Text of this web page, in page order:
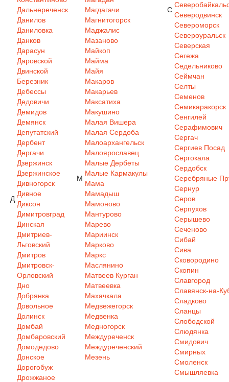
Д
Дальнереченск
Данилов
Даниловка
Данков
Дарасун
Даровской
Двинской
Березник
Дебессы
Дедовичи
Демидов
Демянск
Депутатский
Дербент
Дергачи
Дзержинск
Дзержинское
Дивногорск
Дивное
Диксон
Димитровград
Динская
Дмитриев-
Льговский
Дмитров
Дмитровск-
Орловский
Дно
Добрянка
Довольное
Долинск
Домбай
Домбаровский
Домодедово
Донское
Дорогобуж
Дрожжаное
М
Магдагачи
Магнитогорск
Маджалис
Мазаново
Майкоп
Майма
Майя
Макаров
Макарьев
Максатиха
Макушино
Малая Вишера
Малая Сердоба
Малоархангельск
Малоярославец
Малые Дербеты
Малые Кармакулы
Мама
Мамадыш
Мамоново
Мантурово
Марево
Мариинск
Марково
Маркс
Маслянино
Матвеев Курган
Матвеевка
Махачкала
Медвежегорск
Медвенка
Медногорск
Междуреченск
Междуреченский
Мезень
С
Северодвинск
Североморск
Североуральск
Северская
Сегежа
Седельниково
Сеймчан
Селты
Семенов
Семикаракорск
Сенгилей
Серафимович
Сергач
Сергиев Посад
Сергокала
Сердобск
Серебряные
Сернур
Серов
Серпухов
Серышево
Сеченово
Сибай
Сива
Сковородино
Скопин
Славгород
Славянск-на-
Сладково
Сланцы
Слободской
Слюдянка
Смидович
Смирных
Смоленск
Смышляевка